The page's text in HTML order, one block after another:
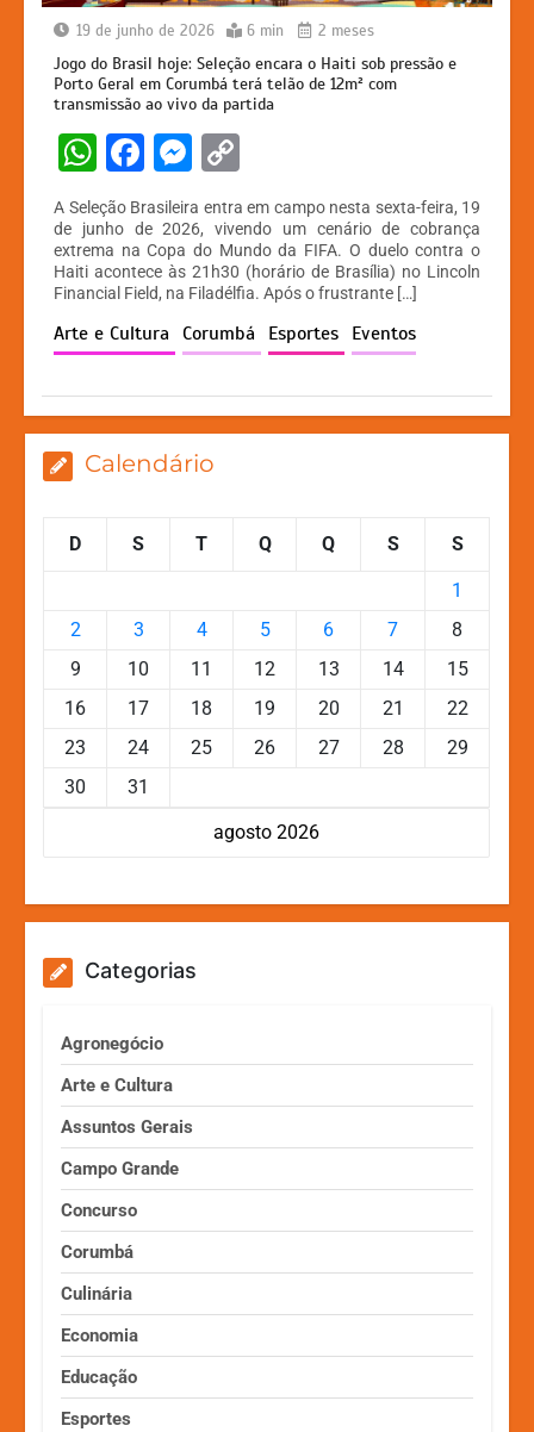
19 de junho de 2026 6 min 2 meses
Jogo do Brasil hoje: Seleção encara o Haiti sob pressão e
Porto Geral em Corumbá terá telão de 12m² com
transmissão ao vivo da partida
W
h
at
s
A
p
F
c
e
b
o
k
M
s
s
e
n
er
p
y
Li
n
A Seleção Brasileira entra em campo nesta sexta-feira, 19
de junho de 2026, vivendo um cenário de cobrança
extrema na Copa do Mundo da FIFA. O duelo contra o
Haiti acontece às 21h30 (horário de Brasília) no Lincoln
Financial Field, na Filadélfia. Após o frustrante […]
Arte e Cultura Corumbá Esportes Eventos
Calendário
agosto 2026
D S T Q Q S S
1
2
3 4 5 6 7
8
9
10 11 12 13 14
15
16
17 18 19 20 21
22
23
24 25 26 27 28
29
30
31
Categorias
Agronegócio
Arte e Cultura
Assuntos Gerais
Campo Grande
Concurso
Corumbá
Culinária
Economia
Educação
Esportes